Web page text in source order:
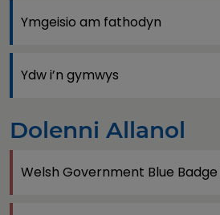
Ymgeisio am fathodyn
Ydw i’n gymwys
Dolenni Allanol
Welsh Government Blue